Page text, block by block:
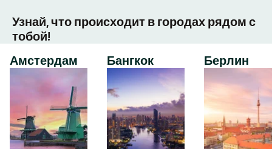
Узнай, что происходит в городах рядом с
тобой!
Амстердам
Бангкок Берлин